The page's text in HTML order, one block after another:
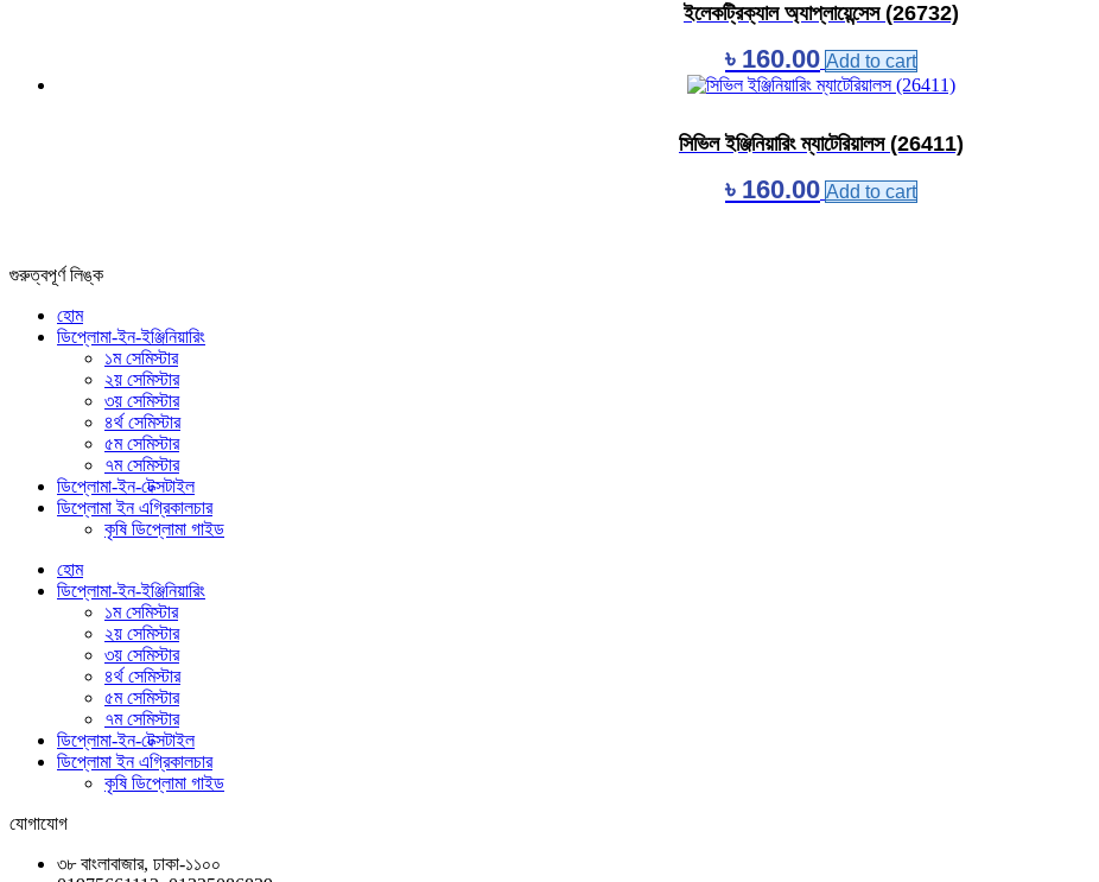
ইলেকট্রিক্যাল অ্যাপ্লায়েন্সেস (26732)
৳ 160.00 Add to cart
সিভিল ইঞ্জিনিয়ারিং ম্যাটেরিয়ালস (26411)
৳ 160.00 Add to cart
গুরুত্বপূর্ণ লিঙ্ক
হোম
ডিপ্লোমা-ইন-ইঞ্জিনিয়ারিং
১ম সেমিস্টার
২য় সেমিস্টার
৩য় সেমিস্টার
৪র্থ সেমিস্টার
৫ম সেমিস্টার
৭ম সেমিস্টার
ডিপ্লোমা-ইন-টেক্সটাইল
ডিপ্লোমা ইন এগ্রিকালচার
কৃষি ডিপ্লোমা গাইড
হোম
ডিপ্লোমা-ইন-ইঞ্জিনিয়ারিং
১ম সেমিস্টার
২য় সেমিস্টার
৩য় সেমিস্টার
৪র্থ সেমিস্টার
৫ম সেমিস্টার
৭ম সেমিস্টার
ডিপ্লোমা-ইন-টেক্সটাইল
ডিপ্লোমা ইন এগ্রিকালচার
কৃষি ডিপ্লোমা গাইড
যোগাযোগ
৩৮ বাংলাবাজার, ঢাকা-১১০০